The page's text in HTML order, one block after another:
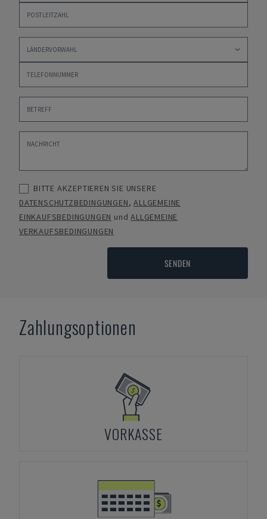
BITTE AKZEPTIEREN SIE UNSERE
DATENSCHUTZBEDINGUNGEN,ALLGEMEINE
EINKAUFSBEDINGUNGEN undALLGEMEINE
VERKAUFSBEDINGUNGEN
SENDEN
Zahlungsoptionen
VORKASSE